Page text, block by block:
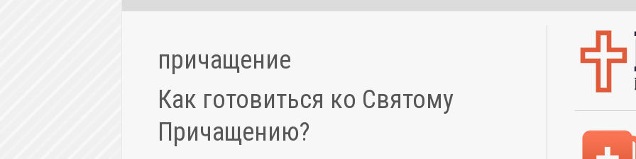
причащение
Как готовиться ко Святому
Причащению?